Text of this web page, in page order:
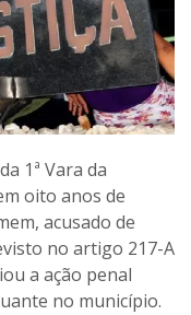
1ª Vara da
oito anos de
acusado de
no artigo 217-A
a ação penal
no município.